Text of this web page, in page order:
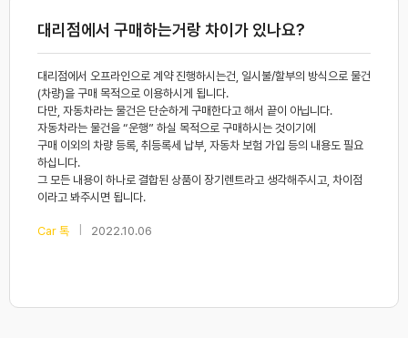
대리점에서 구매하는거랑 차이가 있나요?
대리점에서 오프라인으로 계약 진행하시는건, 일시불/할부의 방식으로 물건
(차량)을 구매 목적으로 이용하시게 됩니다.
다만, 자동차라는 물건은 단순하게 구매한다고 해서 끝이 아닙니다.
자동차라는 물건을 “운행” 하실 목적으로 구매하시는 것이기에
구매 이외의 차량 등록, 취등록세 납부, 자동차 보험 가입 등의 내용도 필요
하십니다.
그 모든 내용이 하나로 결합된 상품이 장기렌트라고 생각해주시고, 차이점
이라고 봐주시면 됩니다.
Car 톡 2022.10.06